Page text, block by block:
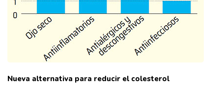
Nueva alternativa para reducir el colesterol